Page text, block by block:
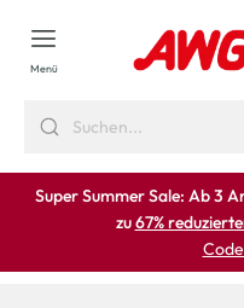
springen
Menü
Super Summer Sale: Ab 3
zu67%